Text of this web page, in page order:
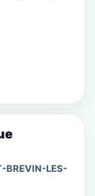
BREVIN-LES-